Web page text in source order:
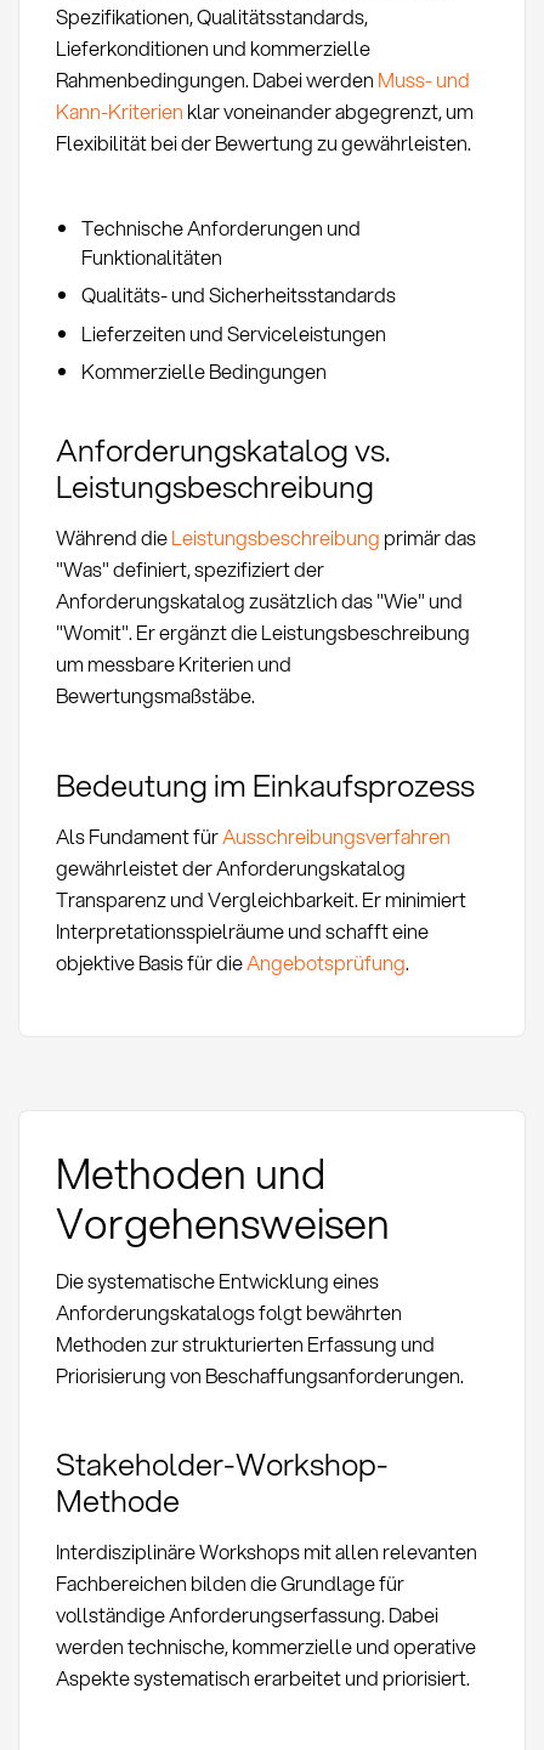
Spezifikationen, Qualitätsstandards,
Lieferkonditionen und kommerzielle
Rahmenbedingungen. Dabei werden Muss- und
Kann-Kriterien klar voneinander abgegrenzt, um
Flexibilität bei der Bewertung zu gewährleisten.
Technische Anforderungen und
Funktionalitäten
Qualitäts- und Sicherheitsstandards
Lieferzeiten und Serviceleistungen
Kommerzielle Bedingungen
Anforderungskatalog vs.
Leistungsbeschreibung
Während dieLeistungsbeschreibung primär das
"Was" definiert, spezifiziert der
Anforderungskatalog zusätzlich das "Wie" und
"Womit". Er ergänzt die Leistungsbeschreibung
um messbare Kriterien und
Bewertungsmaßstäbe.
Bedeutung im Einkaufsprozess
Als Fundament fürAusschreibungsverfahren
gewährleistet der Anforderungskatalog
Transparenz und Vergleichbarkeit. Er minimiert
Interpretationsspielräume und schafft eine
objektive Basis für dieAngebotsprüfung.
Methoden und
Vorgehensweisen
Die systematische Entwicklung eines
Anforderungskatalogs folgt bewährten
Methoden zur strukturierten Erfassung und
Priorisierung von Beschaffungsanforderungen.
Stakeholder-Workshop-
Methode
Interdisziplinäre Workshops mit allen relevanten
Fachbereichen bilden die Grundlage für
vollständige Anforderungserfassung. Dabei
werden technische, kommerzielle und operative
Aspekte systematisch erarbeitet und priorisiert.